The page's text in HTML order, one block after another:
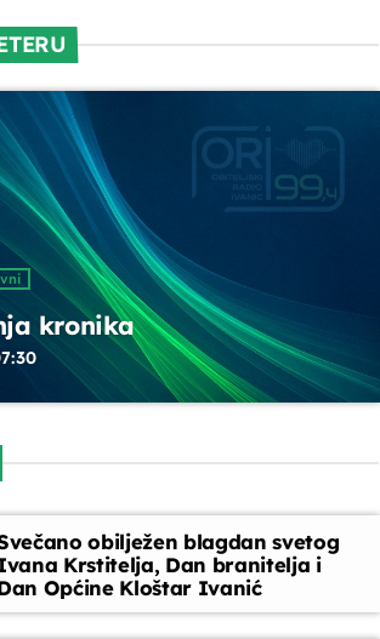
informacije
- 08:00
- 08:10
dana
- 08:15
blok
kronika
obilježen blagdan svetog
Krstitelja, Dan branitelja i
Općine Kloštar Ivanić